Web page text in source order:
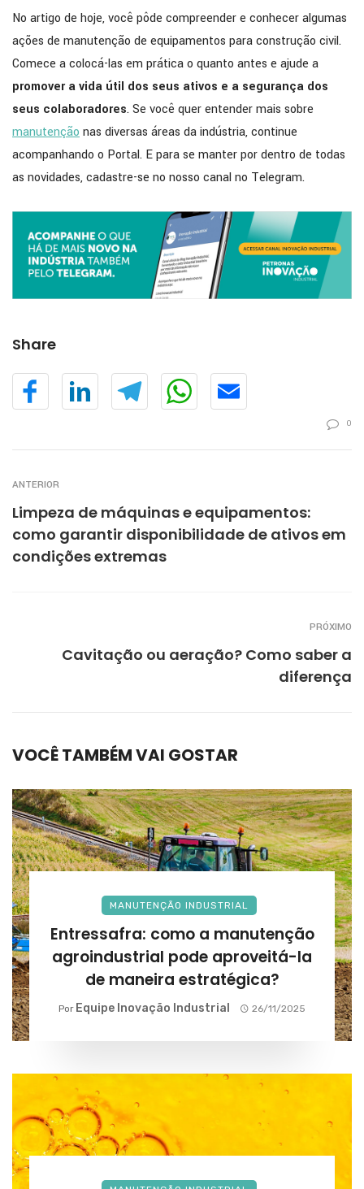
No artigo de hoje, você pôde compreender e conhecer algumas
ações de manutenção de equipamentos para construção civil.
Comece a colocá-las em prática o quanto antes e ajude a
promover a vida útil dos seus ativos e a segurança dos
seus colaboradores. Se você quer entender mais sobre
manutenção nas diversas áreas da indústria, continue
acompanhando o Portal. E para se manter por dentro de todas
as novidades, cadastre-se no nosso canal no Telegram.
Share
0
ANTERIOR
Limpeza de máquinas e equipamentos:
como garantir disponibilidade de ativos em
condições extremas
PRÓXIMO
Cavitação ou aeração? Como saber a
diferença
VOCÊ TAMBÉM VAI GOSTAR
MANUTENÇÃO INDUSTRIAL
Entressafra: como a manutenção
agroindustrial pode aproveitá-la
de maneira estratégica?
Por Equipe Inovação Industrial 26/11/2025